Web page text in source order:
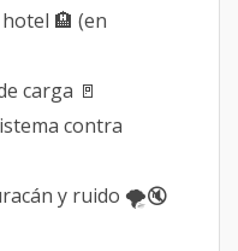
🏨 (en
carga 🚪
contra
y ruido 🌪️🔇